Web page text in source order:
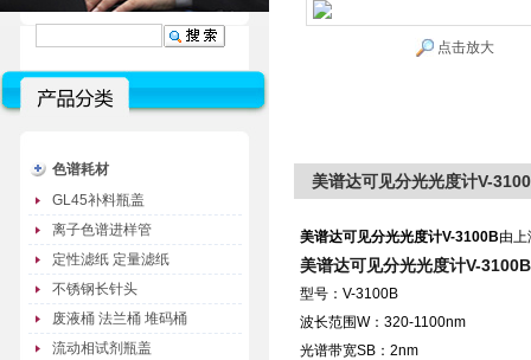
色谱耗材
GL45补料瓶盖
离子色谱进样管
定性滤纸 定量滤纸
不锈钢长针头
废液桶 法兰桶 堆码桶
流动相试剂瓶盖
点击放大
美谱达可见分光光度计V-
美谱达可见分光光度计V-3100B由
美谱达可见分光光度计V-3100B
型号：V-3100B
波长范围W：320-1100nm
光谱带宽SB：2nm